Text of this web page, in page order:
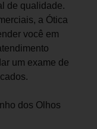
de qualidade.
a Ótica
você em
um exame de
dos Olhos